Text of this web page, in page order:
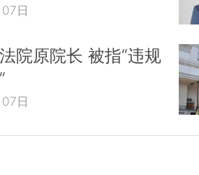
日
院原院长 被指“违规
日